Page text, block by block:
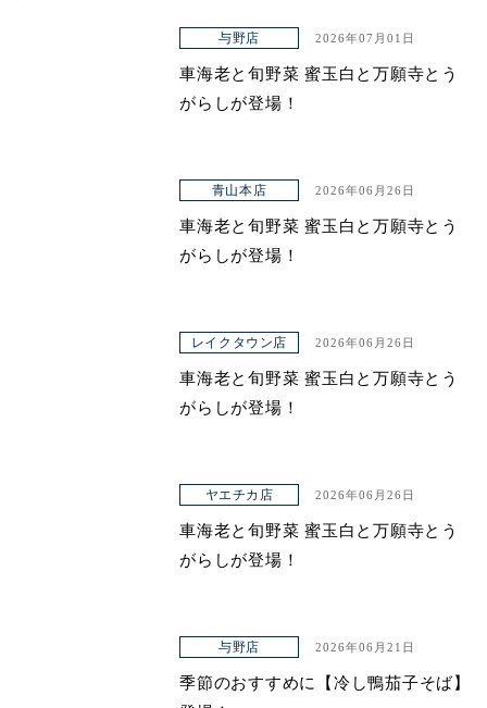
アクセス
与野店 2026年07月01日
車海老と旬野菜 蜜玉白と万願寺とう
がらしが登場！
青山本店 2026年06月26日
車海老と旬野菜 蜜玉白と万願寺とう
がらしが登場！
レイクタウン店 2026年06月26日
車海老と旬野菜 蜜玉白と万願寺とう
がらしが登場！
ヤエチカ店 2026年06月26日
車海老と旬野菜 蜜玉白と万願寺とう
がらしが登場！
与野店 2026年06月21日
季節のおすすめに【冷し鴨茄子そば】